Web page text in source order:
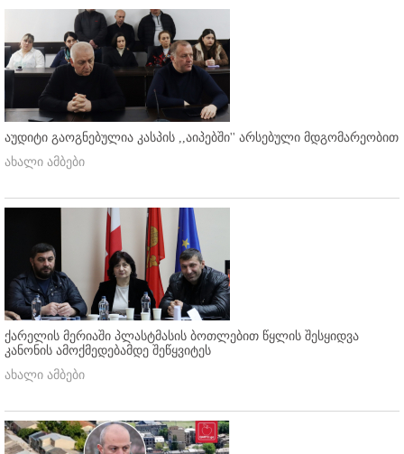
აუდიტი გაოგნებულია კასპის ,,აიპებში'' არსებული მდგომარეობით
ახალი ამბები
ქარელის მერიაში პლასტმასის ბოთლებით წყლის შესყიდვა
კანონის ამოქმედებამდე შეწყვიტეს
ახალი ამბები